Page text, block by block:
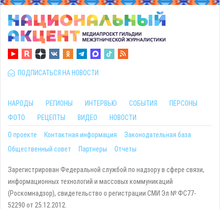
ПОДПИСАТЬСЯ НА НОВОСТИ
НАРОДЫ РЕГИОНЫ ИНТЕРВЬЮ СОБЫТИЯ
ПЕРСОНЫ
ФОТО
РЕЦЕПТЫ ВИДЕО НОВОСТИ
О проекте Контактная информация
Законодательная база
Общественный совет
Партнеры Отчеты
Зарегистрирован Федеральной службой по надзору в сфере связи,
информационных технологий и массовых коммуникаций
(Роскомнадзор), свидетельство о регистрации СМИ Эл № ФС77-
52290 от 25.12.2012.